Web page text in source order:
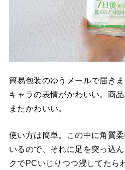
簡易包装のゆうメールで届き
キャラの表情がかわいい。商
またかわいい。
使い方は簡単。この中に角質
いるので、それに足を突っ込
クでPCいじりつつ浸してたら